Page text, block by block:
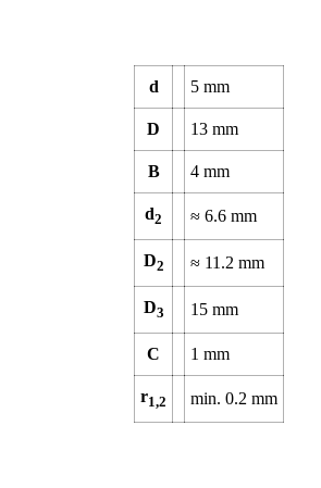
d 5mm
D 13mm
B 4mm
d2 ≈ 6.6mm
D2 ≈ 11.2mm
D3 15mm
C 1mm
r1,2 min. 0.2mm